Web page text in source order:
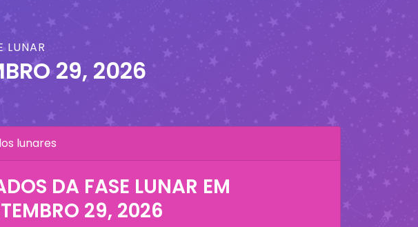
LUNAR
29, 2026
lunares
DA FASE LUNAR EM
29, 2026